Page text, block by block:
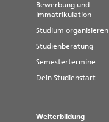
Bewerbung und
Immatrikulation
Studium organisieren
Studienberatung
Semestertermine
Dein Studienstart
Weiterbildung